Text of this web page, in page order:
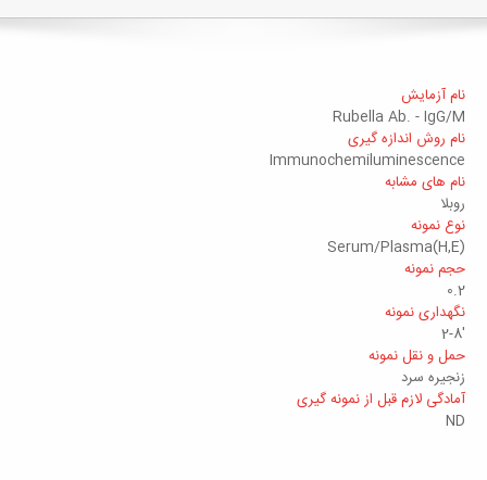
نام آزمایش
Rubella Ab. - IgG/M
نام روش اندازه گیری
Immunochemiluminescence
نام های مشابه
روبلا
نوع نمونه
Serum/Plasma(H,E)
حجم نمونه
0.2
نگهداری نمونه
'2-8
حمل و نقل نمونه
زنجیره سرد
آمادگی لازم قبل از نمونه گیری
ND